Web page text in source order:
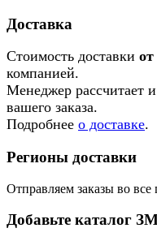
Доставка
Стоимость доставки от
компанией.
Менеджер рассчитает
вашего заказа.
Подробнее о доставке.
Регионы доставки
Отправляем заказы во
Добавьте каталог